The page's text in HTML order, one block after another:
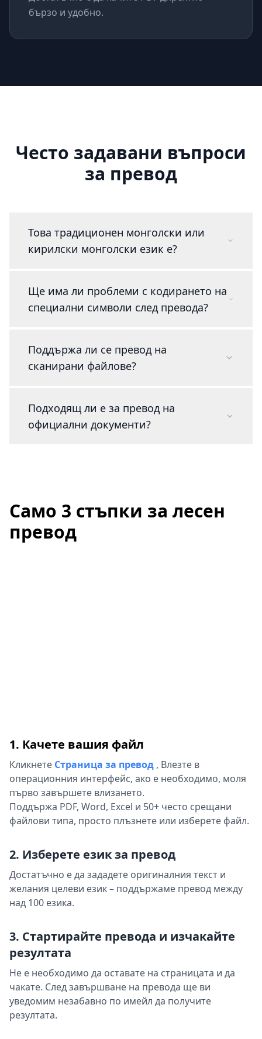
бързо и удобно.
Често задавани въпроси
за превод
Това традиционен монголски или
кирилски монголски език е?
Ще има ли проблеми с кодирането на
специални символи след превода?
Поддържа ли се превод на
сканирани файлове?
Подходящ ли е за превод на
официални документи?
Само 3 стъпки за лесен
превод
1. Качете вашия файл
Кликнете Страница за превод , Влезте в
операционния интерфейс, ако е необходимо, моля
първо завършете влизането.
Поддържа PDF, Word, Excel и 50+ често срещани
файлови типа, просто плъзнете или изберете файл.
2. Изберете език за превод
Достатъчно е да зададете оригиналния текст и
желания целеви език – поддържаме превод между
над 100 езика.
3. Стартирайте превода и изчакайте
резултата
Не е необходимо да оставате на страницата и да
чакате. След завършване на превода ще ви
уведомим незабавно по имейл да получите
резултата.